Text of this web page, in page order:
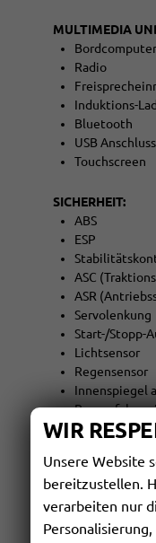
MULTIMEDIA
Bordcomputer
Radio
Induktions-
Bluetooth
USB Anschluss
Touchscreen
SICHERHEIT:
ABS
ESP
ASC
ASR
Servolenkung
Start-/Stopp-
Lichtsensor
Regensensor
Innenspiegel
Totwinkel-
WIR
Unsere Website
bereitzustellen.
verarbeiten nur